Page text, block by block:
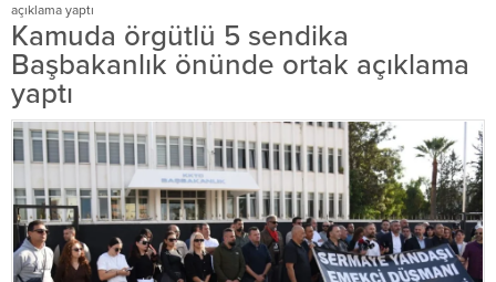
açıklama yaptı
Kamuda örgütlü 5 sendika
Başbakanlık önünde ortak açıklama
yaptı